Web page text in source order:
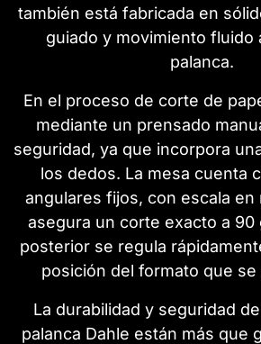
también está fabricada en
guiado y movimiento fluido
palanca.
En el proceso de corte de
mediante un prensado
seguridad, ya que incorpora
los dedos. La mesa cuenta
angulares fijos, con escala en
asegura un corte exacto a 90
posterior se regula
posición del formato que se
La durabilidad y seguridad
palanca Dahle están más que